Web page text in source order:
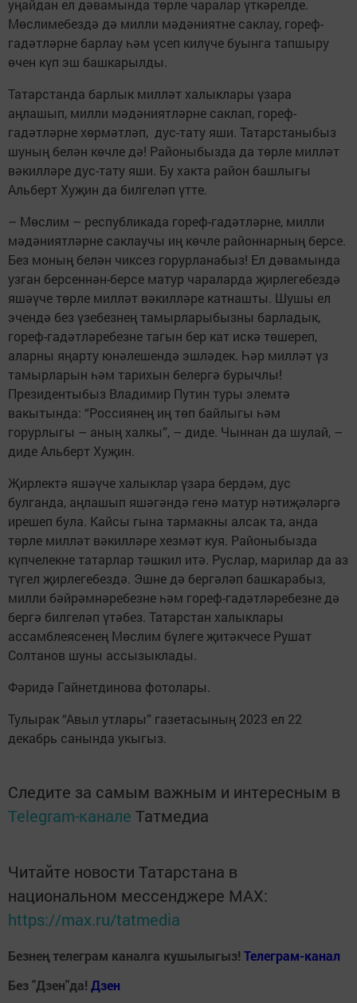
уңайдан ел дәвамында төрле чаралар үткәрелде.
Мөслимебездә дә милли мәдәниятне саклау, гореф-
гадәтләрне барлау һәм үсеп килүче буынга тапшыру
өчен күп эш башкарылды.
Татарстанда барлык милләт халыклары үзара
аңлашып, милли мәдәниятләрне саклап, гореф-
гадәтләрне хөрмәтләп, дус-тату яши. Татарстаныбыз
шуның белән көчле дә! Районыбызда да төрле милләт
вәкилләре дус-тату яши. Бу хакта район башлыгы
Альберт Хуҗин да билгеләп үтте.
– Мөслим – республикада гореф-гадәтләрне, милли
мәдәниятләрне саклаучы иң көчле районнарның берсе.
Без моның белән чиксез горурланабыз! Ел дәвамында
узган берсеннән-берсе матур чараларда җирлегебездә
яшәүче төрле милләт вәкилләре катнашты. Шушы ел
эчендә без үзебезнең тамырларыбызны барладык,
гореф-гадәтләребезне тагын бер кат искә төшереп,
аларны яңарту юнәлешендә эшләдек. Һәр милләт үз
тамырларын һәм тарихын белергә бурычлы!
Президентыбыз Владимир Путин туры элемтә
вакытында: “Россиянең иң төп байлыгы һәм
горурлыгы – аның халкы”, – диде. Чыннан да шулай, –
диде Альберт Хуҗин.
Җирлектә яшәүче халыклар үзара бердәм, дус
булганда, аңлашып яшәгәндә генә матур нәтиҗәләргә
ирешеп була. Кайсы гына тармакны алсак та, анда
төрле милләт вәкилләре хезмәт куя. Районыбызда
күпчелекне татарлар тәшкил итә. Руслар, марилар да аз
түгел җирлегебездә. Эшне дә бергәләп башкарабыз,
милли бәйрәмнәребезне һәм гореф-гадәтләребезне дә
бергә билгеләп үтәбез. Татарстан халыклары
ассамблеясенең Мөслим бүлеге җитәкчесе Рушат
Солтанов шуны ассызыклады.
Фәридә Гайнетдинова фотолары.
Тулырак “Авыл утлары” газетасының 2023 ел 22
декабрь санында укыгыз.
Следите за самым важным и интересным в
Telegram-канале Татмедиа
Читайте новости Татарстана в
национальном мессенджере MАХ:
https://max.ru/tatmedia
Безнең телеграм каналга кушылыгыз! Телеграм-канал
Без "Дзен"да! Дзен